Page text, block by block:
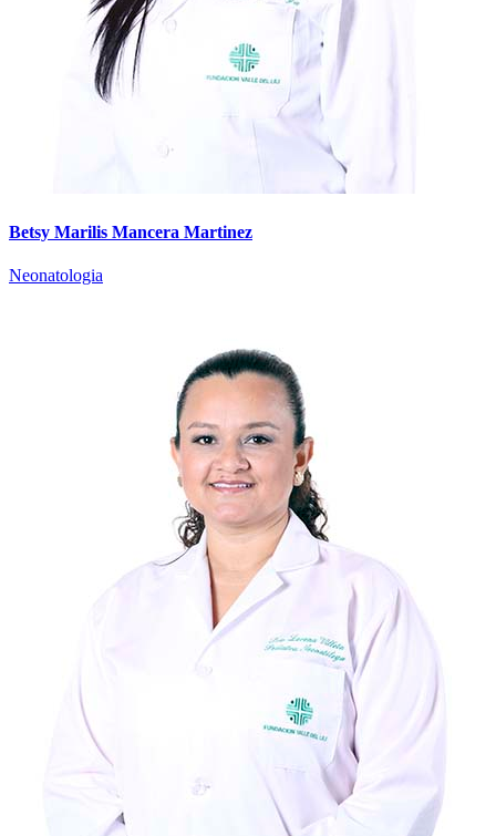
Betsy Marilis Mancera Martinez
Neonatologia